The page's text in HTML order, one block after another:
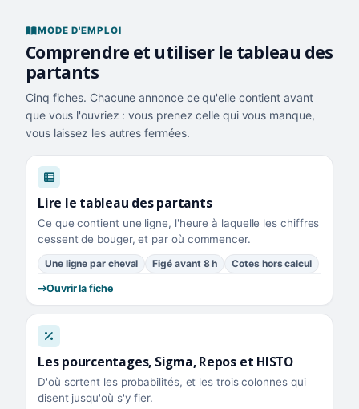
MODE D'EMPLOI
Comprendre et utiliser le tableau des
partants
Cinq fiches. Chacune annonce ce qu'elle contient avant
que vous l'ouvriez : vous prenez celle qui vous manque,
vous laissez les autres fermées.
Lire le tableau des partants
Ce que contient une ligne, l'heure à laquelle les chiffres
cessent de bouger, et par où commencer.
Une ligne par cheval Figé avant 8 h Cotes hors calcul
Ouvrir la fiche
Les pourcentages, Sigma, Repos et HISTO
D'où sortent les probabilités, et les trois colonnes qui
disent jusqu'où s'y fier.